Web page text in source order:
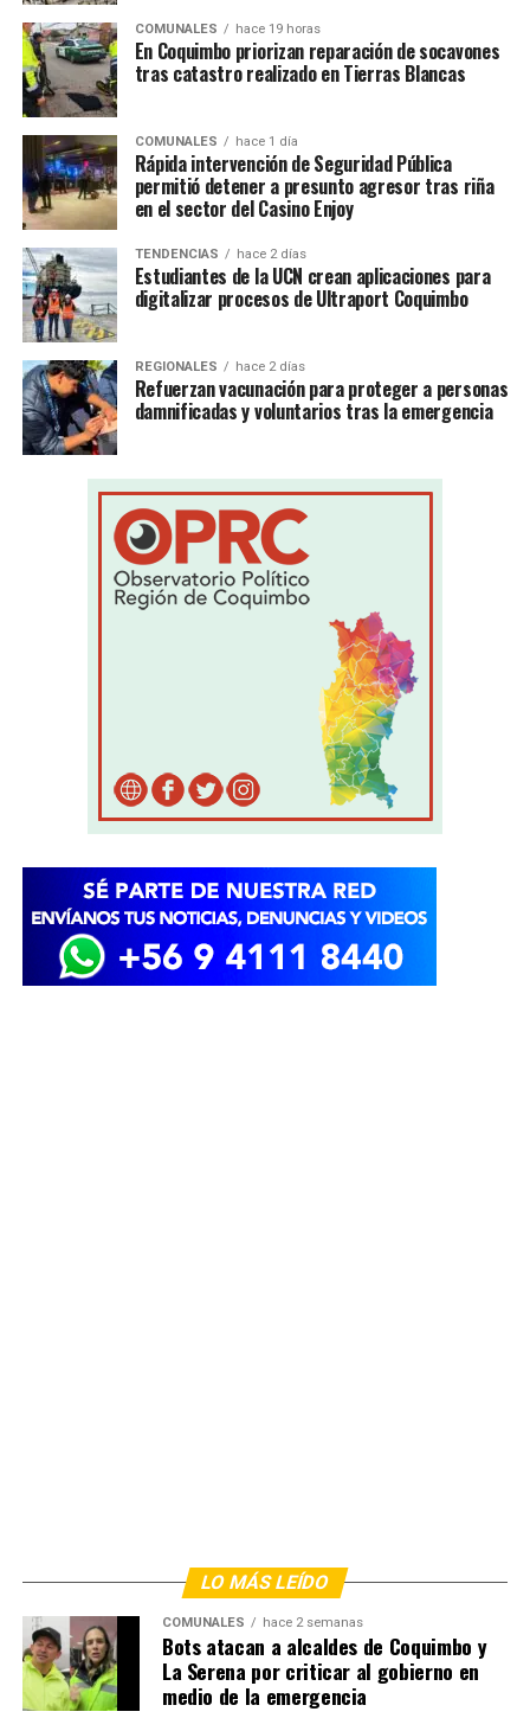
COMUNALES hace 19 horas
En Coquimbo priorizan reparación de socavones
tras catastro realizado en Tierras Blancas
COMUNALES hace 1 día
Rápida intervención de Seguridad Pública
permitió detener a presunto agresor tras riña
en el sector del Casino Enjoy
TENDENCIAS hace 2 días
Estudiantes de la UCN crean aplicaciones para
digitalizar procesos de Ultraport Coquimbo
REGIONALES hace 2 días
Refuerzan vacunación para proteger a personas
damnificadas y voluntarios tras la emergencia
LO MÁS LEÍDO
COMUNALES hace 2 semanas
Bots atacan a alcaldes de Coquimbo y
La Serena por criticar al gobierno en
medio de la emergencia